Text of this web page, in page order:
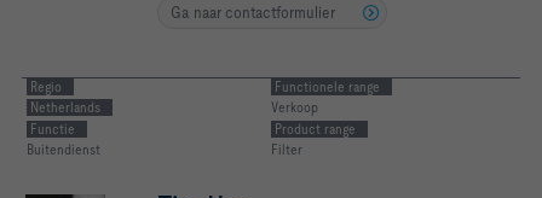
Ga naar contactformulier
Regio
Netherlands
Functionele range
Verkoop
Functie
Buitendienst
Product range
Filter